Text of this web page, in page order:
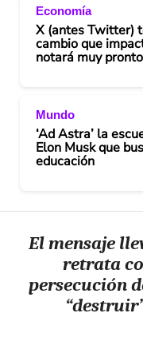
Economía
X (antes Twitter)
cambio que
notará muy pronto
Mundo
‘Ad Astra’ la
Elon Musk que
educación
El mensaje
retrata
persecución